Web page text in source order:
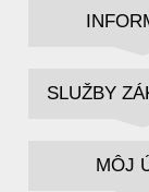
SLUŽBY
MÔJ